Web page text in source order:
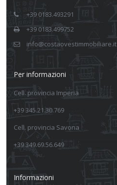
+39 0183.493291
+39 0183.499752
info@costaovestimmobiliare.it
Per informazioni
Cell. provincia Imperia
+39 345.21.30.769
Cell. provincia Savona
+39 349.69.56.649
Informazioni